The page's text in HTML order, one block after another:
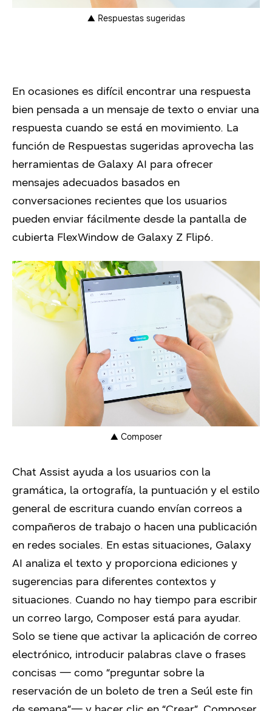
▲ Respuestas sugeridas
En ocasiones es difícil encontrar una respuesta
bien pensada a un mensaje de texto o enviar una
respuesta cuando se está en movimiento. La
función de Respuestas sugeridas aprovecha las
herramientas de Galaxy AI para ofrecer
mensajes adecuados basados en
conversaciones recientes que los usuarios
pueden enviar fácilmente desde la pantalla de
cubierta FlexWindow de Galaxy Z Flip6.
▲ Composer
Chat Assist ayuda a los usuarios con la
gramática, la ortografía, la puntuación y el estilo
general de escritura cuando envían correos a
compañeros de trabajo o hacen una publicación
en redes sociales. En estas situaciones, Galaxy
AI analiza el texto y proporciona ediciones y
sugerencias para diferentes contextos y
situaciones. Cuando no hay tiempo para escribir
un correo largo, Composer está para ayudar.
Solo se tiene que activar la aplicación de correo
electrónico, introducir palabras clave o frases
concisas — como “preguntar sobre la
reservación de un boleto de tren a Seúl este fin